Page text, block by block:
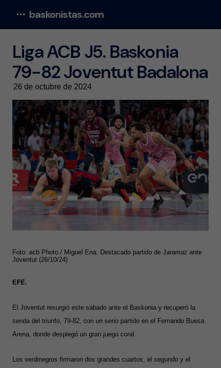
baskonistas.com
Liga ACB J5. Baskonia
79-82 Joventut Badalona
26 de octubre de 2024
Foto: acb Photo / Miguel Ena. Destacado partido de Jaramaz ante
Joventut (26/10/24)
EFE.
El Joventut resurgió este sábado ante el Baskonia y recuperó la
senda del triunfo, 79-82, con un serio partido en el Fernando Buesa
Arena, donde desplegó un gran juego coral.
Los verdinegros firmaron dos grandes cuartos, el segundo y el